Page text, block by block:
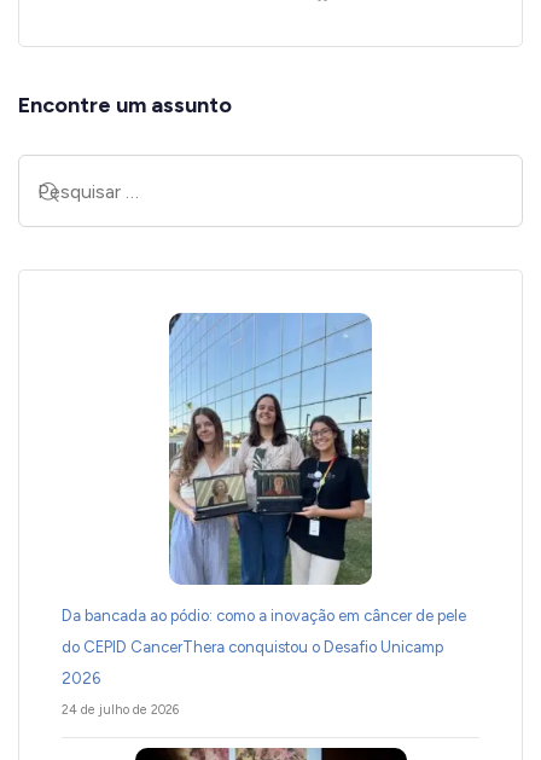
Encontre um assunto
Da bancada ao pódio: como a inovação em câncer de pele
do CEPID CancerThera conquistou o Desafio Unicamp
2026
24 de julho de 2026